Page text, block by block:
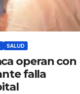
SALUD
operan con
falla